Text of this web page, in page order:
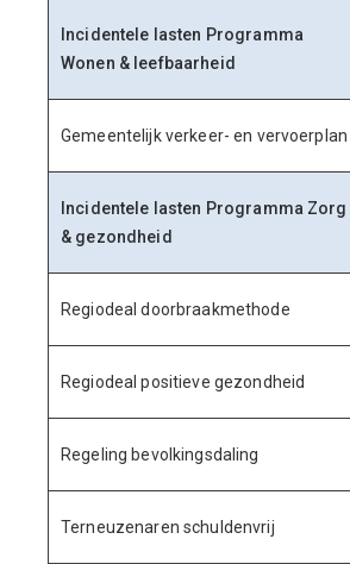
Incidentele lasten Programma
Wonen & leefbaarheid
Gemeentelijk verkeer- en vervoerplan
Incidentele lasten Programma Zorg
& gezondheid
Regiodeal doorbraakmethode
Regiodeal positieve gezondheid
Regeling bevolkingsdaling
Terneuzenaren schuldenvrij